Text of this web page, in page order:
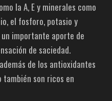
la A, E y minerales como
el fosforo, potasio y
importante aporte de
de saciedad.
de los antioxidantes
también son ricos en